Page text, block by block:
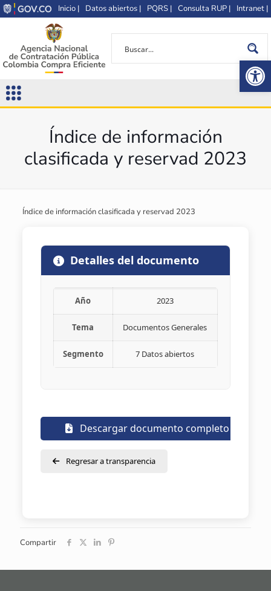
Inicio | Datos abiertos | PQRS | Consulta RUP | Intranet |
Índice de información
clasificada y reservad 2023
Índice de información clasificada y reservad 2023
Detalles del documento
Año 2023
Tema Documentos Generales
Segmento 7 Datos abiertos
Descargar documento completo
Regresar a transparencia
Compartir